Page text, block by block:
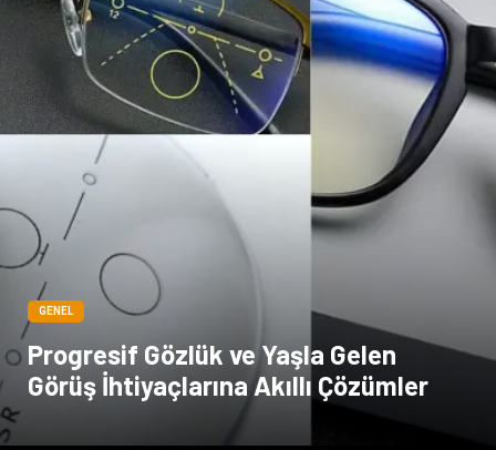
GENEL
Progresif Gözlük ve Yaşla Gelen
Görüş İhtiyaçlarına Akıllı Çözümler